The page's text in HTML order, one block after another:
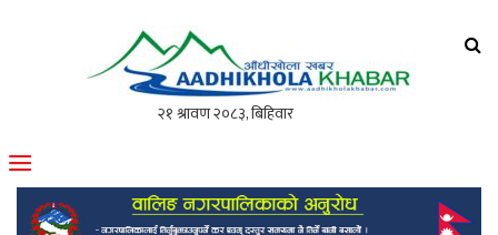
मोफसलकै लोकप्रिय अनलाइन पत्रिका